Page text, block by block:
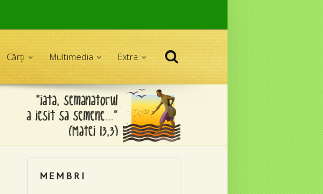
Căutare
Cărţi Multimedia Extra
MEMBRI